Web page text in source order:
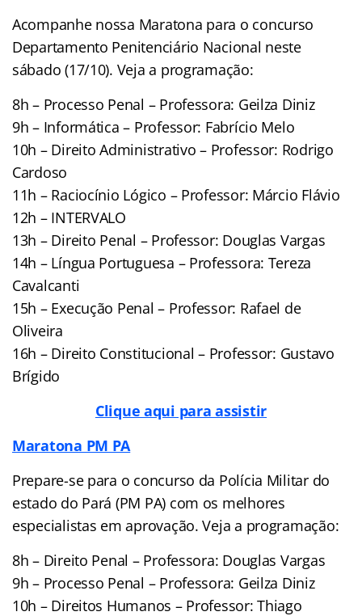
Acompanhe nossa Maratona para o concurso
Departamento Penitenciário Nacional neste
sábado (17/10). Veja a programação:
8h – Processo Penal – Professora: Geilza Diniz
9h – Informática – Professor: Fabrício Melo
10h – Direito Administrativo – Professor: Rodrigo
Cardoso
11h – Raciocínio Lógico – Professor: Márcio Flávio
12h – INTERVALO
13h – Direito Penal – Professor: Douglas Vargas
14h – Língua Portuguesa – Professora: Tereza
Cavalcanti
15h – Execução Penal – Professor: Rafael de
Oliveira
16h – Direito Constitucional – Professor: Gustavo
Brígido
Clique aqui para assistir
Maratona PM PA
Prepare-se para o concurso da Polícia Militar do
estado do Pará (PM PA) com os melhores
especialistas em aprovação. Veja a programação:
8h – Direito Penal – Professora: Douglas Vargas
9h – Processo Penal – Professora: Geilza Diniz
10h – Direitos Humanos – Professor: Thiago